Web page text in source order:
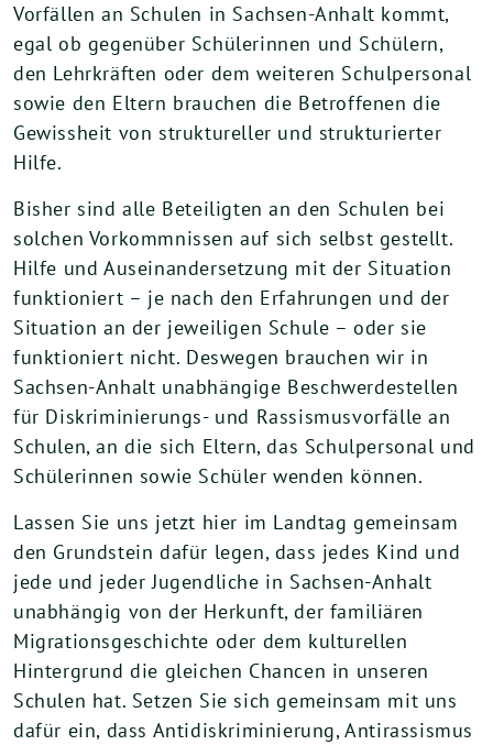
Vorfällen an Schulen in Sachsen-Anhalt kommt,
egal ob gegenüber Schülerinnen und Schülern,
den Lehrkräften oder dem weiteren Schulpersonal
sowie den Eltern brauchen die Betroffenen die
Gewissheit von struktureller und strukturierter
Hilfe.
Bisher sind alle Beteiligten an den Schulen bei
solchen Vorkommnissen auf sich selbst gestellt.
Hilfe und Auseinandersetzung mit der Situation
funktioniert – je nach den Erfahrungen und der
Situation an der jeweiligen Schule – oder sie
funktioniert nicht. Deswegen brauchen wir in
Sachsen-Anhalt unabhängige Beschwerdestellen
für Diskriminierungs- und Rassismusvorfälle an
Schulen, an die sich Eltern, das Schulpersonal und
Schülerinnen sowie Schüler wenden können.
Lassen Sie uns jetzt hier im Landtag gemeinsam
den Grundstein dafür legen, dass jedes Kind und
jede und jeder Jugendliche in Sachsen-Anhalt
unabhängig von der Herkunft, der familiären
Migrationsgeschichte oder dem kulturellen
Hintergrund die gleichen Chancen in unseren
Schulen hat. Setzen Sie sich gemeinsam mit uns
dafür ein, dass Antidiskriminierung, Antirassismus